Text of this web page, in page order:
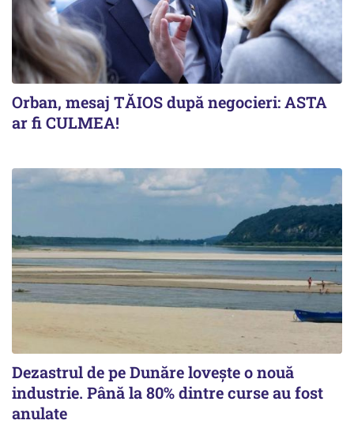
Orban, mesaj TĂIOS după negocieri: ASTA
ar fi CULMEA!
Dezastrul de pe Dunăre lovește o nouă
industrie. Până la 80% dintre curse au fost
anulate